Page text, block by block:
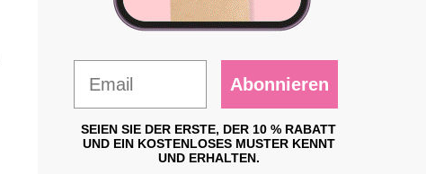
Abonnieren
SEIEN SIE DER ERSTE, DER 10 % RABATT
UND EIN KOSTENLOSES MUSTER KENNT
UND ERHALTEN.